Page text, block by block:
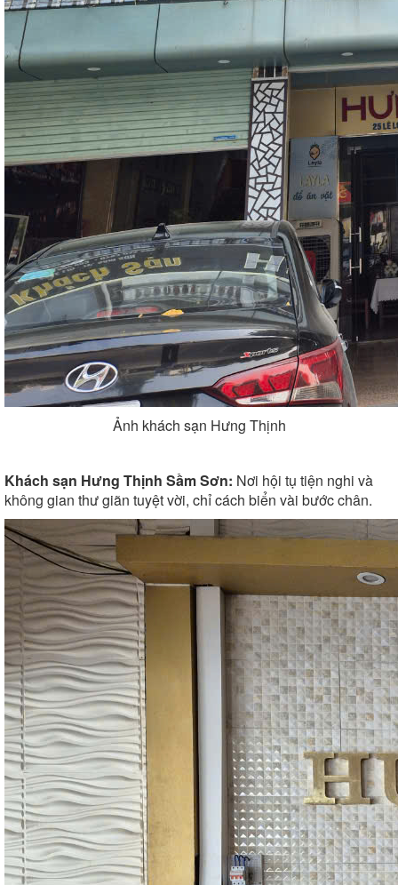
Ảnh khách sạn Hưng Thịnh
Khách sạn Hưng Thịnh Sầm Sơn: Nơi hội tụ tiện nghi và
không gian thư giãn tuyệt vời, chỉ cách biển vài bước chân.